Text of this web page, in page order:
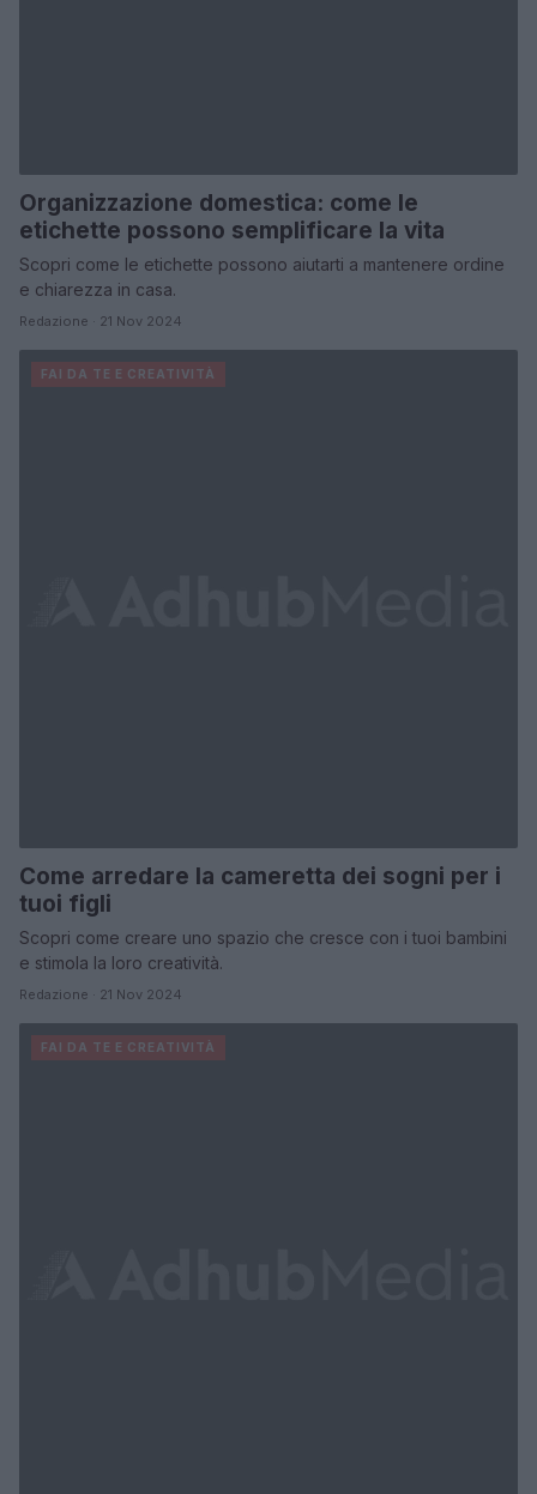
Organizzazione domestica: come le
etichette possono semplificare la vita
Scopri come le etichette possono aiutarti a mantenere ordine
e chiarezza in casa.
Redazione · 21 Nov 2024
FAI DA TE E CREATIVITÀ
Come arredare la cameretta dei sogni per i
tuoi figli
Scopri come creare uno spazio che cresce con i tuoi bambini
e stimola la loro creatività.
Redazione · 21 Nov 2024
FAI DA TE E CREATIVITÀ